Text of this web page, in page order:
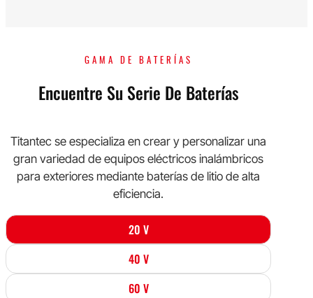
GAMA DE BATERÍAS
Encuentre Su Serie De Baterías
Titantec se especializa en crear y personalizar una
gran variedad de equipos eléctricos inalámbricos
para exteriores mediante baterías de litio de alta
eficiencia.
20 V
40 V
60 V